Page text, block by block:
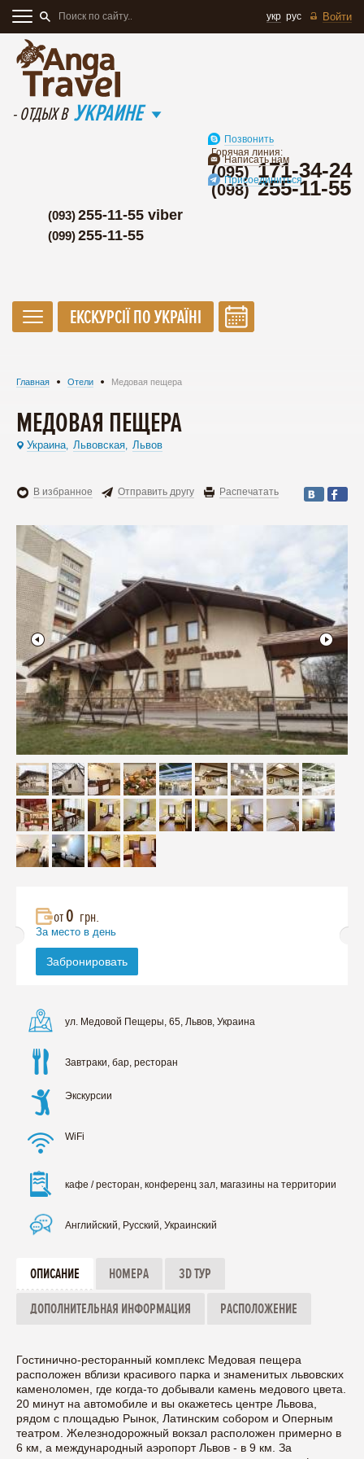
Войти
укр рус
- ОТДЫХ В УКРАИНЕ
Горячая линия:
(095)171-34-24
(098)255-11-55
(093)255-11-55 viber
(099)255-11-55
Позвонить
Написать нам
Присоединиться
ЕКСКУРСІЇ ПО УКРАЇНІ
Главная Отели Медовая пещера
МЕДОВАЯ ПЕЩЕРА
Украина, Львовская, Львов
В избранное Отправить другу Распечатать
от0 грн.
За место в день
Забронировать
ул. Медовой Пещеры, 65, Львов, Украина
Завтраки, бар, ресторан
Экскурсии
WiFi
кафе / ресторан, конференц зал, магазины на территории
Английский, Русский, Украинский
ОПИСАНИЕ НОМЕРА 3D ТУР
ДОПОЛНИТЕЛЬНАЯ ИНФОРМАЦИЯ РАСПОЛОЖЕНИЕ
Гостинично-ресторанный комплекс Медовая пещера
расположен вблизи красивого парка и знаменитых львовских
каменоломен, где когда-то добывали камень медового цвета.
20 минут на автомобиле и вы окажетесь центре Львова,
рядом с площадью Рынок, Латинским собором и Оперным
театром. Железнодорожный вокзал расположен примерно в
6 км, а международный аэропорт Львов - в 9 км. За